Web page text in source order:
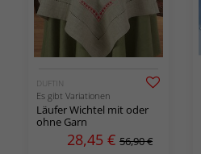
DUFTIN
Es gibt Variationen
Läufer Wichtel mit oder
ohne Garn
28,45 € 56,90 €